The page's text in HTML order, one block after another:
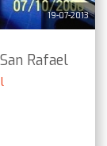
19-07-2013
Rafael